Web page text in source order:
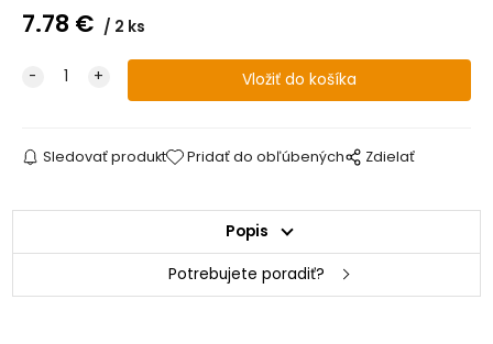
7.78 € 2 ks
Sledovať produkt Pridať do obľúbených Zdielať
Popis
Potrebujete poradiť?